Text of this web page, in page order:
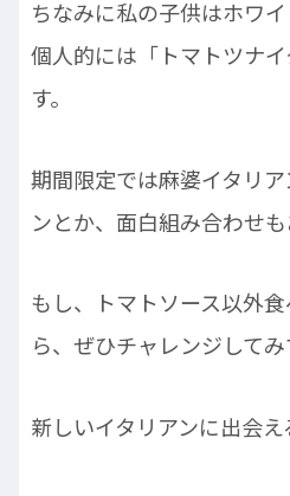
ちなみに私の子供はホワイ
個人的には「トマトツナ
す。
期間限定では麻婆イタリ
ンとか、面白組み合わせも
もし、トマトソース以外
ら、ぜひチャレンジしてみ
新しいイタリアンに出会え